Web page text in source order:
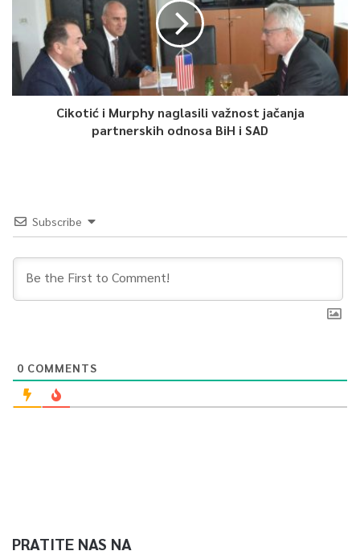
javnih zgrada. Finansiranje projekta je obezbijeđeno iz kreditnih
sredstava Europske banke za obnovu i razvoj (EBRD) u iznosu
od osam miliona EUR-a, dok je Europska unija osigurala
nepovratna sredstva u iznosu od dva miliona EUR-a.
Očekivani benefiti su smanjenje potrošnje energije, te
smanjenje emisije CO2. Pored uštede energije, mjere energijske
Cikotić i Murphy naglasili važnost jačanja
partnerskih odnosa BiH i SAD
Subscribe
0 COMMENTS
PRATITE NAS NA